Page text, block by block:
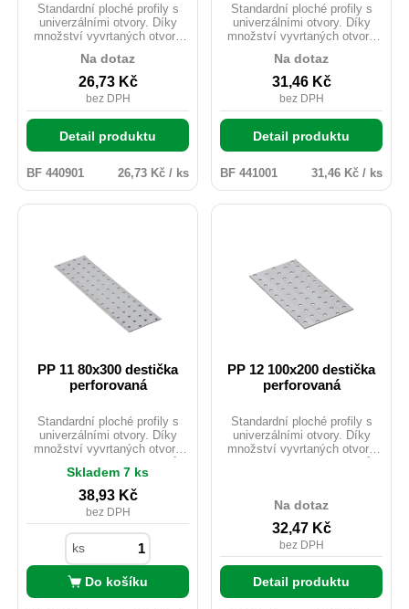
Standardní ploché profily s
univerzálními otvory. Díky
množství vyvrtaných otvorů
provést mnoho jednoduchých i
složitých spojů. Často se
používají k montáži střešních
vazníků. Materiál: DX51D +
Z275 Tloušťka: 20mm
Uchycení: ANCHOR tesařské
hřebíky průměr 4.
Na dotaz
26,73 Kč
bez DPH
Detail produktu
BF 440901 26,73 Kč / ks
Standardní ploché profily s
univerzálními otvory. Díky
množství vyvrtaných otvorů
provést mnoho jednoduchých i
složitých spojů. Často se
používají k montáži střešních
vazníků. Materiál: DX51D +
Z275 Tloušťka: 20mm
Uchycení: ANCHOR tesařské
hřebíky průměr 4.
Na dotaz
31,46 Kč
bez DPH
Detail produktu
BF 441001 31,46 Kč / ks
PP 11 80x300 destička
perforovaná
Standardní ploché profily s
univerzálními otvory. Díky
množství vyvrtaných otvorů
provést mnoho jednoduchých i
složitých spojů. Často se
používají k montáži střešních
vazníků. Materiál: DX51D +
Z275 Tloušťka: 20mm
Uchycení: ANCHOR tesařské
hřebíky průměr 4.
Skladem 7 ks
38,93 Kč
bez DPH
ks
Do košíku
PP 12 100x200 destička
perforovaná
Standardní ploché profily s
univerzálními otvory. Díky
množství vyvrtaných otvorů
používají k montáži střešních
Z275 Tloušťka: 20mm
Uchycení: ANCHOR tesařské
hřebíky průměr 4.
Na dotaz
32,47 Kč
bez DPH
Detail produktu